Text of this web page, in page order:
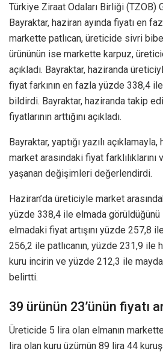
Türkiye Ziraat Odaları Birliği (TZOB)
Bayraktar, haziran ayında fiyatı en
markette patlıcan, üreticide sivri
ürününün ise markette karpuz,
açıkladı. Bayraktar, haziranda
fiyat farkının en fazla yüzde 338,4
bildirdi. Bayraktar, haziranda takip
fiyatlarının arttığını açıkladı.
Bayraktar, yaptığı yazılı
market arasındaki fiyat
yaşanan değişimleri değerlendirdi.
Haziran’da üreticiyle market
yüzde 338,4 ile elmada
elmadaki fiyat artışını yüzde 257,8
256,2 ile patlıcanın, yüzde 231,9 ile
kuru incirin ve yüzde 212,3 ile
belirtti.
39 ürünün 23’ünün fiyatı
Üreticide 5 lira olan elmanın
lira olan kuru üzümün 89 lira 44